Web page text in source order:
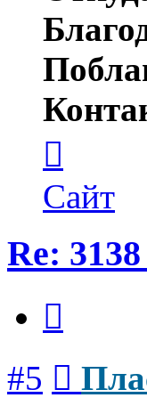
пользователя
ПластСтер
Сайт
Re:
#5